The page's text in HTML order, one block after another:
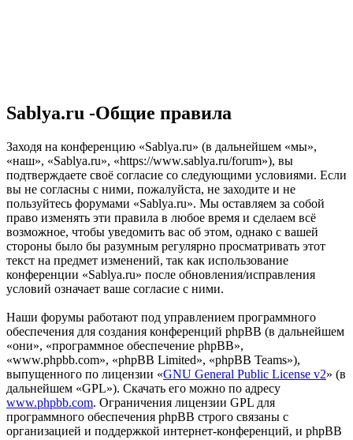
Sablya.ru -Общие правила
Заходя на конференцию «Sablya.ru» (в дальнейшем «мы»,
«наш», «Sablya.ru», «https://www.sablya.ru/forum»), вы
подтверждаете своё согласие со следующими условиями. Если
вы не согласны с ними, пожалуйста, не заходите и не
пользуйтесь форумами «Sablya.ru». Мы оставляем за собой
право изменять эти правила в любое время и сделаем всё
возможное, чтобы уведомить вас об этом, однако с вашей
стороны было бы разумным регулярно просматривать этот
текст на предмет изменений, так как использование
конференции «Sablya.ru» после обновления/исправления
условий означает ваше согласие с ними.
Наши форумы работают под управлением программного
обеспечения для создания конференций phpBB (в дальнейшем
«они», «программное обеспечение phpBB»,
«www.phpbb.com», «phpBB Limited», «phpBB Teams»),
выпущенного по лицензии «GNU General Public License v2» (в
дальнейшем «GPL»). Скачать его можно по адресу
www.phpbb.com. Ограничения лицензии GPL для
программного обеспечения phpBB строго связаны с
организацией и поддержкой интернет-конференций, и phpBB